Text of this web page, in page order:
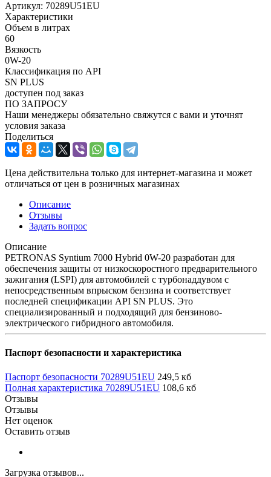
Артикул: 70289U51EU
Характеристики
Объем в литрах
60
Вязкость
0W-20
Классификация по API
SN PLUS
доступен под заказ
ПО ЗАПРОСУ
Наши менеджеры обязательно свяжутся с вами и уточнят
условия заказа
Поделиться
Цена действительна только для интернет-магазина и может
отличаться от цен в розничных магазинах
Описание
Отзывы
Задать вопрос
Описание
PETRONAS Syntium 7000 Hybrid 0W-20 разработан для
обеспечения защиты от низкоскоростного предварительного
зажигания (LSPI) для автомобилей с турбонаддувом с
непосредственным впрыском бензина и соответствует
последней спецификации API SN PLUS. Это
специализированный и подходящий для бензиново-
электрического гибридного автомобиля.
Паспорт безопасности и характеристика
Паспорт безопасности 70289U51EU 249,5 кб
Полная характеристика 70289U51EU 108,6 кб
Отзывы
Отзывы
Нет оценок
Оставить отзыв
Загрузка отзывов...